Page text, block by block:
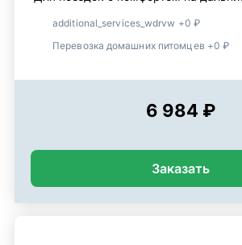
additional_services_wdrvw +0 ₽
Перевозка домашних питомцев +0 ₽
6 984 ₽
Заказать